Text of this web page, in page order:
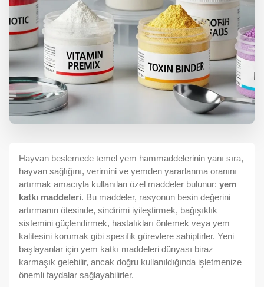
Hayvan beslemede temel yem hammaddelerinin yanı sıra,
hayvan sağlığını, verimini ve yemden yararlanma oranını
artırmak amacıyla kullanılan özel maddeler bulunur: yem
katkı maddeleri. Bu maddeler, rasyonun besin değerini
artırmanın ötesinde, sindirimi iyileştirmek, bağışıklık
sistemini güçlendirmek, hastalıkları önlemek veya yem
kalitesini korumak gibi spesifik görevlere sahiptirler. Yeni
başlayanlar için yem katkı maddeleri dünyası biraz
karmaşık gelebilir, ancak doğru kullanıldığında işletmenize
önemli faydalar sağlayabilirler.